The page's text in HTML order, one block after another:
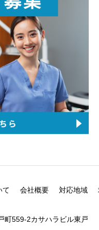
て 会社概要 対応地域
町559-2カサハラビル東戸